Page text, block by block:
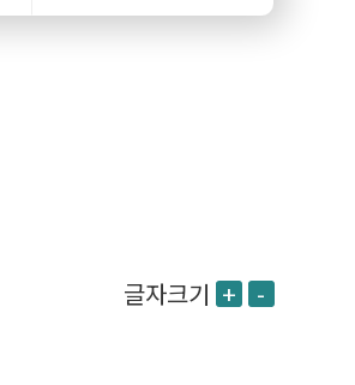
글자크기 + -